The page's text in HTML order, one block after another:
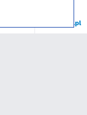
niedziela.pl